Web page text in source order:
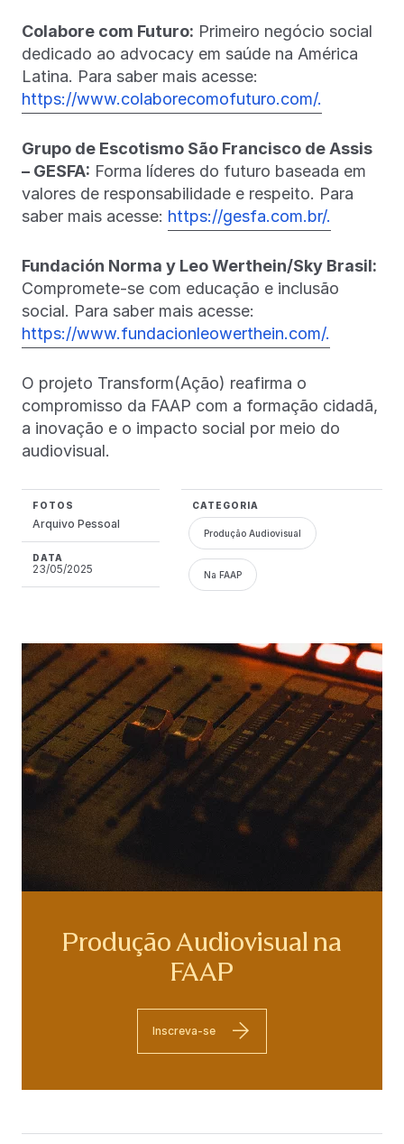
Colabore com Futuro: Primeiro negócio social
dedicado ao advocacy em saúde na América
Latina. Para saber mais acesse:
https://www.colaborecomofuturo.com/.
Grupo de Escotismo São Francisco de Assis
– GESFA: Forma líderes do futuro baseada em
valores de responsabilidade e respeito. Para
saber mais acesse: https://gesfa.com.br/.
Fundación Norma y Leo Werthein/Sky Brasil:
Compromete-se com educação e inclusão
social. Para saber mais acesse:
https://www.fundacionleowerthein.com/.
O projeto Transform(Ação) reafirma o
compromisso da FAAP com a formação cidadã,
a inovação e o impacto social por meio do
audiovisual.
FOTOS
Arquivo Pessoal
DATA
23/05/2025
CATEGORIA
Produção Audiovisual
Na FAAP
Produção Audiovisual na
FAAP
Inscreva-se